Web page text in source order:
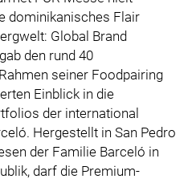
dominikanisches Flair
Global Brand
den rund 40
seiner Foodpairing
Einblick in die
der international
Hergestellt in San Pedro
der Familie Barceló in
darf die Premium-